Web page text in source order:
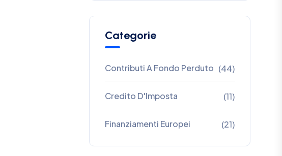
Categorie
Contributi A Fondo Perduto (44)
Credito D'Imposta (11)
Finanziamenti Europei (21)